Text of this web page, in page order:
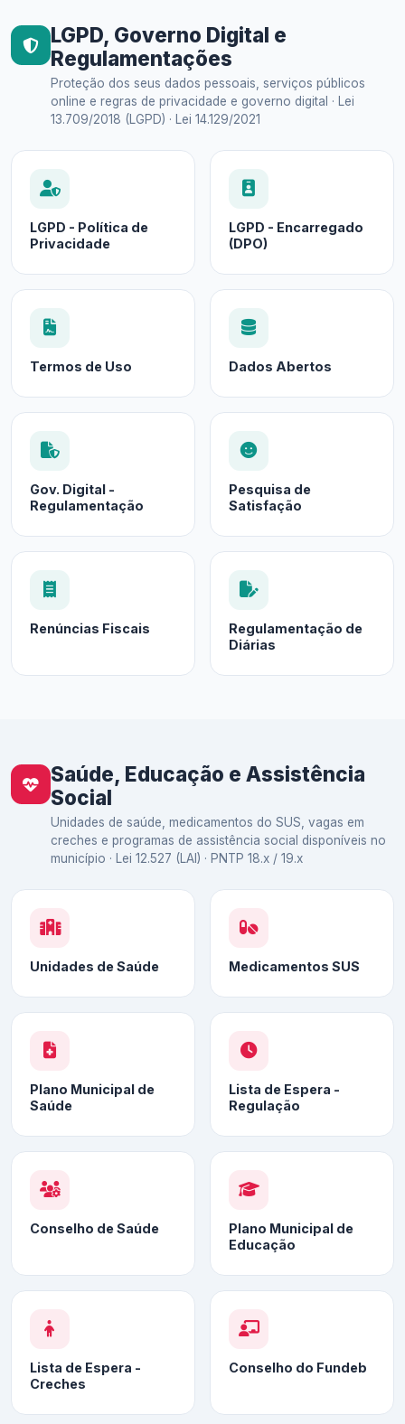
LGPD, Governo Digital e
Regulamentações
Proteção dos seus dados pessoais, serviços públicos
online e regras de privacidade e governo digital · Lei
13.709/2018 (LGPD) · Lei 14.129/2021
LGPD - Política de
Privacidade
LGPD - Encarregado
(DPO)
Termos de Uso Dados Abertos
Gov. Digital -
Regulamentação
Pesquisa de
Satisfação
Renúncias Fiscais
Regulamentação de
Diárias
Saúde, Educação e Assistência
Social
Unidades de saúde, medicamentos do SUS, vagas em
creches e programas de assistência social disponíveis no
município · Lei 12.527 (LAI) · PNTP 18.x / 19.x
Unidades de Saúde Medicamentos SUS
Plano Municipal de
Saúde
Lista de Espera -
Regulação
Conselho de Saúde
Plano Municipal de
Educação
Lista de Espera -
Creches
Conselho do Fundeb